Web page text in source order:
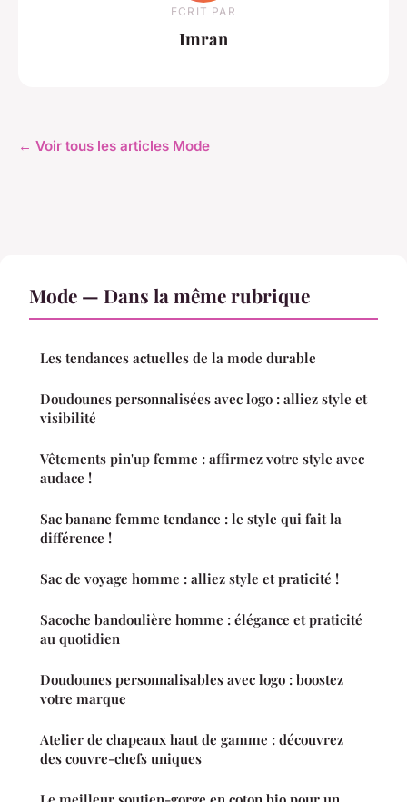
ECRIT PAR
Imran
← Voir tous les articles Mode
Mode — Dans la même rubrique
Les tendances actuelles de la mode durable
Doudounes personnalisées avec logo : alliez style et
visibilité
Vêtements pin'up femme : affirmez votre style avec
audace !
Sac banane femme tendance : le style qui fait la
différence !
Sac de voyage homme : alliez style et praticité !
Sacoche bandoulière homme : élégance et praticité
au quotidien
Doudounes personnalisables avec logo : boostez
votre marque
Atelier de chapeaux haut de gamme : découvrez
des couvre-chefs uniques